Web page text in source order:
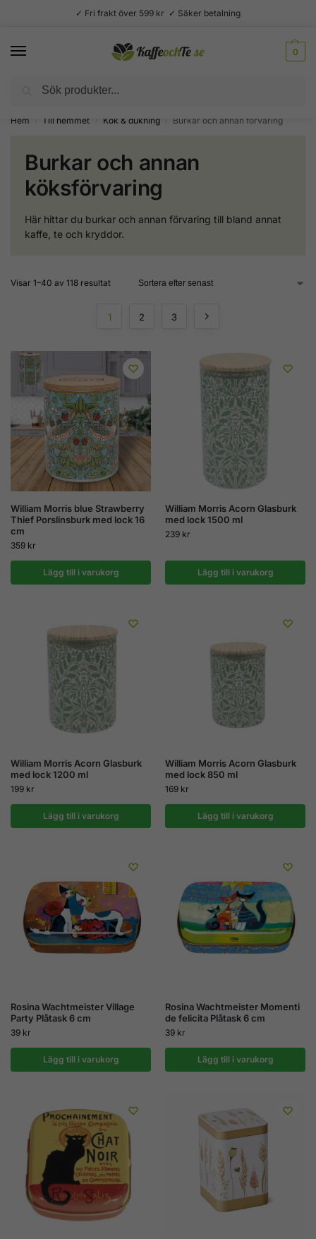
✓ Fri frakt över 599 kr ✓ Säker betalning
0
Välsmakande vardagslyx –
Hem Till hemmet Kök & dukning Burkar och annan förvaring
Burkar och annan
köksförvaring
Här hittar du burkar och annan förvaring till bland annat
kaffe, te och kryddor.
Visar 1–40 av 118 resultat
1 2 3
William Morris blue Strawberry
Thief Porslinsburk med lock 16
cm
359 kr
Lägg till i varukorg
William Morris Acorn Glasburk
med lock 1500 ml
239 kr
Lägg till i varukorg
William Morris Acorn Glasburk
med lock 1200 ml
199 kr
Lägg till i varukorg
William Morris Acorn Glasburk
med lock 850 ml
169 kr
Lägg till i varukorg
Rosina Wachtmeister Village
Party Plåtask 6 cm
39 kr
Lägg till i varukorg
Rosina Wachtmeister Momenti
de felicita Plåtask 6 cm
39 kr
Lägg till i varukorg